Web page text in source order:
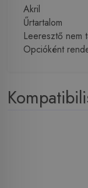
Akril
Űrtartalom
Leeresztő nem
Opcióként